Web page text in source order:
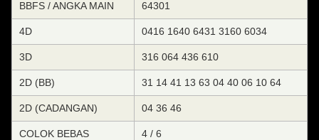
BBFS / ANGKA MAIN 64301
4D 0416 1640 6431 3160 6034
3D 316 064 436 610
2D (BB) 31 14 41 13 63 04 40 06 10 64
2D (CADANGAN) 04 36 46
COLOK BEBAS 4 / 6